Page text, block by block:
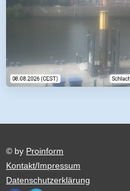
© by Proinform
Kontakt/Impressum
Datenschutzerklärung